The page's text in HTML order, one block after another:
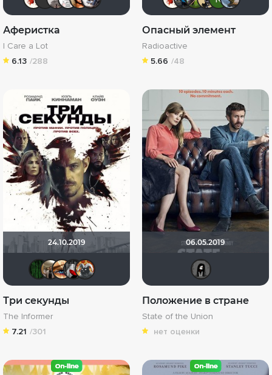
Аферистка
I Care a Lot
6.13 /288
Опасный элемент
Radioactive
5.66 /48
24.10.2019
Matrix Афоня Дурко
Три секунды
The Informer
7.21 /301
06.05.2019
Положение в стране
State of the Union
нет оценки